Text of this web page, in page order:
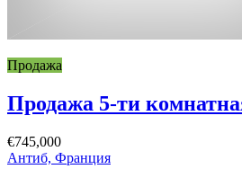
Продажа
Продажа 5-ти
€745,000
Антиб, Франция